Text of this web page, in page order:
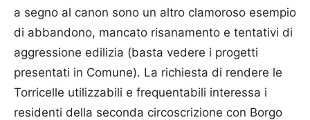
a segno al canon sono un altro clamoroso esempio
di abbandono, mancato risanamento e tentativi di
aggressione edilizia (basta vedere i progetti
presentati in Comune). La richiesta di rendere le
Torricelle utilizzabili e frequentabili interessa i
residenti della seconda circoscrizione con Borgo